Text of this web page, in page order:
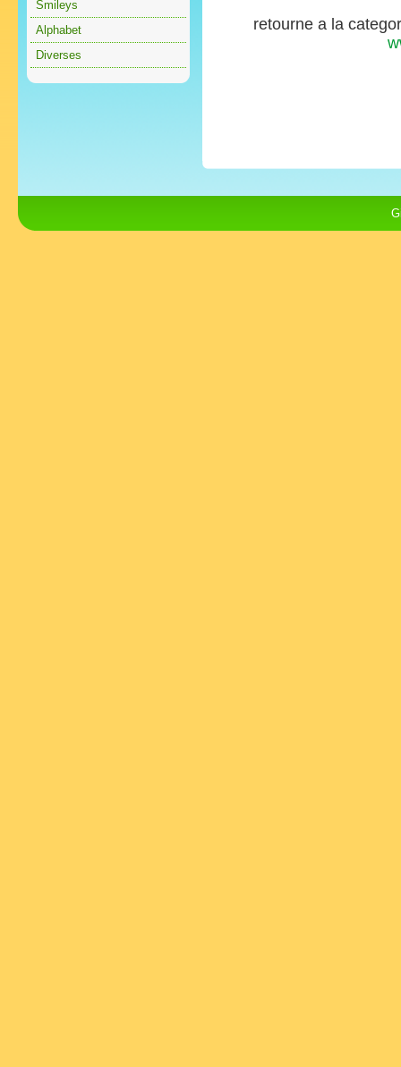
Smileys
Alphabet
Diverses
retourne a la